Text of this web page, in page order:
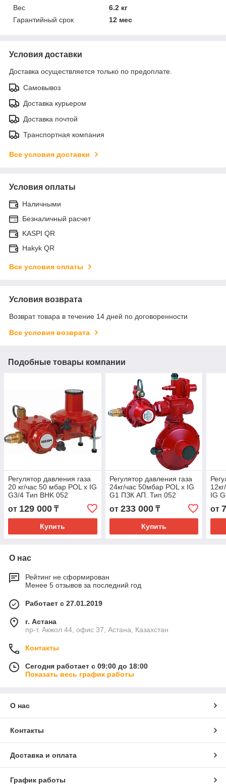
Вес
6.2 кг
Гарантийный срок
12 мес
Условия доставки
Доставка осуществляется только по предоплате.
Самовывоз
Доставка курьером
Доставка почтой
Транспортная компания
Все условия доставки
Условия оплаты
Наличными
Безналичный расчет
KASPI QR
Hakyk QR
Все условия оплаты
Условия возврата
Возврат товара в течение 14 дней по договоренности
Все условия возврата
Подобные товары компании
Регулятор давления газа
20 кг/час 50 мбар POL x IG
G3/4 Тип BHK 052
от 129 000 ₸
Купить
Регулятор давления газа
24кг/час 50мбар POL x IG
G1 ПЗК АП. Тип 052
от 233 000₸
Купить
IG
от
О нас
Рейтинг не сформирован
Менее 5 отзывов за последний год
Работает с 27.01.2019
г. Астана
пр-т. Акжол 44, офис 37, Астана, Казахстан
Контакты
Сегодня работает с 09:00 до 18:00
Показать весь график работы
О нас
Контакты
Доставка и оплата
График работы